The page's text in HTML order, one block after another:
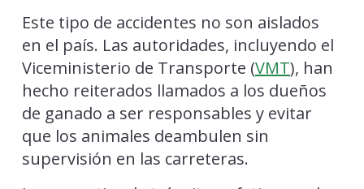
Este tipo de accidentes no son aislados
en el país. Las autoridades, incluyendo el
Viceministerio de Transporte (VMT), han
hecho reiterados llamados a los dueños
de ganado a ser responsables y evitar
que los animales deambulen sin
supervisión en las carreteras.